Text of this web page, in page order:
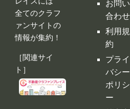
ポリシ
ー
特定商
取引法
に基づ
く表示
運営会
社